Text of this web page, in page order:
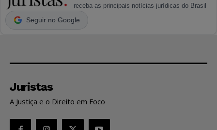
receba as principais notícias jurídicas do Brasil
Seguir no Google
Juristas
A Justiça e o Direito em Foco